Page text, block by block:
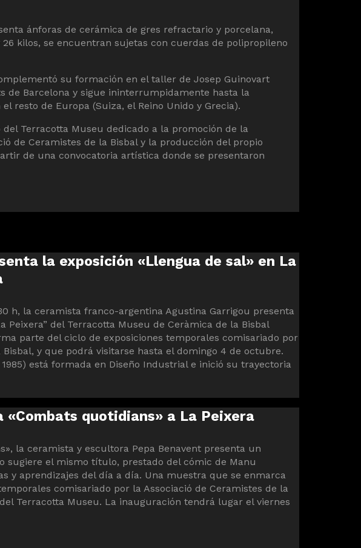
ánforas de cerámica de gres refractario y porcelana,
kilos, se encuentran sujetas con cuerdas de polipropileno
su formación en el taller de Josep Guinovart
de Barcelona y sigue ininterrumpidamente hasta la
resto de Europa (Suiza, el Reino Unido y Grecia).
Terracotta Museu dedicado a la promoción de la
de Ceramistes de la Bisbal y la producción del propio
de una convocatoria artística donde se presentaron
la exposición «Llengua de sal» en La
h, la ceramista franco-argentina Agustina Garrigou presenta
Peixera” del Terracotta Museu de Ceràmica de la Bisbal
parte del ciclo de exposiciones temporales comisariado por
y que podrá visitarse hasta el domingo 4 de octubre.
está formada en Diseño Industrial e inició su trayectoria
«Combats quotidians» a La Peixera
la ceramista y escultora Pepa Benavent presenta un
sugiere el mismo título, prestado del cómic de Manu
y aprendizajes del día a día. Una muestra que se enmarca
comisariado por la Associació de Ceramistes de la
del Terracotta Museu. La inauguración tendrá lugar el viernes